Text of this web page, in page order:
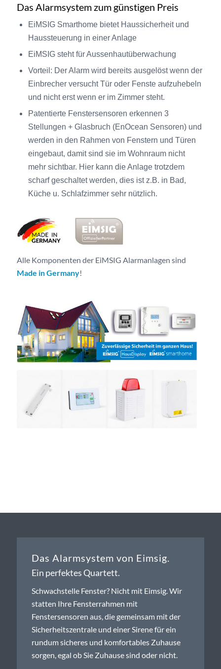
Das Alarmsystem zum günstigen Preis
EiMSIG Smarthome bietet Haussicherheit und
Haussteuerung in einer Anlage
EiMSIG steht für Aussenhautüberwachung
Vorteil: Der Alarm wird bereits ausgelöst wenn der
Einbrecher versucht Tür oder Fenste aufzuhebeln
und nicht erst wenn er im Zimmer steht.
Patentierte Fenstersensoren erkennen 3
Stellungen + Glasbruch (EnOcean Sensoren) und
werden in den Rahmen von Fenstern und Türen
eingebaut, damit sind sie im Wohnraum nicht
mehr sichtbar. H ier kann die Anlage trotzdem
scharf geschaltet werden, dies ist z.B. in Bad,
Küche u. Schlafzimmer sehr nützlich.
Alle Komponenten der EiMSIG Alarmanlagen sind
Made in Germany!
Das Alarmsystem von Eimsig.
Ein perfektes Quartett.
Schwachstelle Fenster? Nicht mit Eimsig. Wir
statten Ihre Fensterrahmen mit
Fenstersensoren aus, die gemeinsam mit der
Sicherheitszentrale und einer Sirene für ein
rundum sicheres und komfortables Zuhause
sorgen, egal ob Sie Zuhause sind oder nicht.